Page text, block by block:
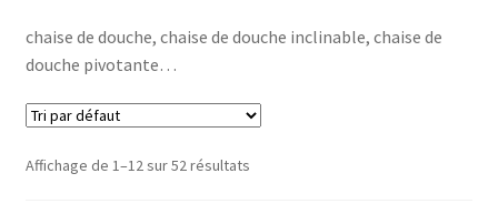
Aide à la toilette
chaise de douche, chaise de douche inclinable, chaise de
douche pivotante…
Affichage de 1–12 sur 52 résultats